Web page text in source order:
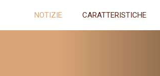
NOTIZIE CARATTERISTICHE